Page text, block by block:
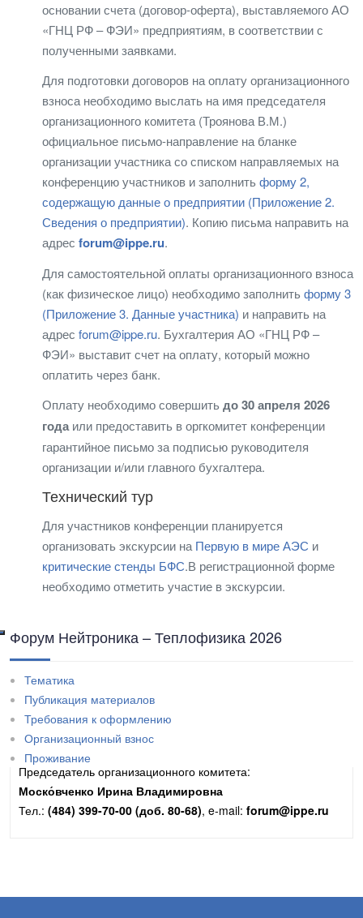
основании счета (договор-оферта), выставляемого АО
«ГНЦ РФ – ФЭИ» предприятиям, в соответствии с
полученными заявками.
Для подготовки договоров на оплату организационного
взноса необходимо выслать на имя председателя
организационного комитета (Троянова В.М.)
официальное письмо-направление на бланке
организации участника со списком направляемых на
конференцию участников и заполнитьформу 2,
содержащую данные о предприятии (Приложение 2.
Сведения о предприятии). Копию письма направить на
адрес forum@ippe.ru.
Для самостоятельной оплаты организационного взноса
(как физическое лицо) необходимо заполнитьформу 3
(Приложение 3. Данные участника) и направить на
адрес forum@ippe.ru. Бухгалтерия АО «ГНЦ РФ –
ФЭИ» выставит счет на оплату, который можно
оплатить через банк.
Оплату необходимо совершитьдо 30 апреля 2026
года или предоставить в оргкомитет конференции
гарантийное письмо за подписью руководителя
организации и/или главного бухгалтера.
Технический тур
Для участников конференции планируется
организовать экскурсии на Первую в мире АЭС и
критические стенды БФС.В регистрационной форме
необходимо отметить участие в экскурсии.
Форум Нейтроника – Теплофизика 2026
Тематика
Публикация материалов
Требования к оформлению
Организационный взнос
Проживание
Контакты
Председатель организационного комитета:
Моско́вченко Ирина Владимировна
Тел.: (484) 399-70-00 (доб. 80-68), e-mail: forum@ippe.ru